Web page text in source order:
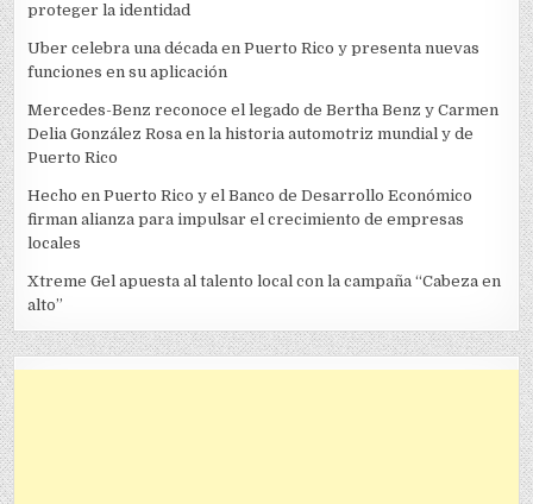
proteger la identidad
Uber celebra una década en Puerto Rico y presenta nuevas
funciones en su aplicación
Mercedes-Benz reconoce el legado de Bertha Benz y Carmen
Delia González Rosa en la historia automotriz mundial y de
Puerto Rico
Hecho en Puerto Rico y el Banco de Desarrollo Económico
firman alianza para impulsar el crecimiento de empresas
locales
Xtreme Gel apuesta al talento local con la campaña “Cabeza en
alto”